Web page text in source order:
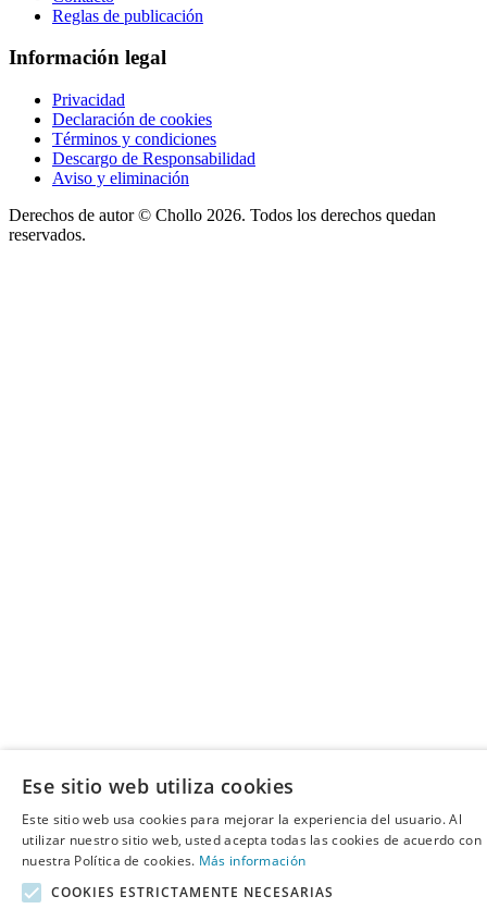
Reglas de publicación
Información legal
Privacidad
Declaración de cookies
Términos y condiciones
Descargo de Responsabilidad
Aviso y eliminación
Derechos de autor © Chollo 2026. Todos los derechos quedan
reservados.
Ese sitio web utiliza cookies
Este sitio web usa cookies para mejorar la experiencia del usuario. Al
utilizar nuestro sitio web, usted acepta todas las cookies de acuerdo con
nuestra Política de cookies. Más información
COOKIES ESTRICTAMENTE NECESARIAS